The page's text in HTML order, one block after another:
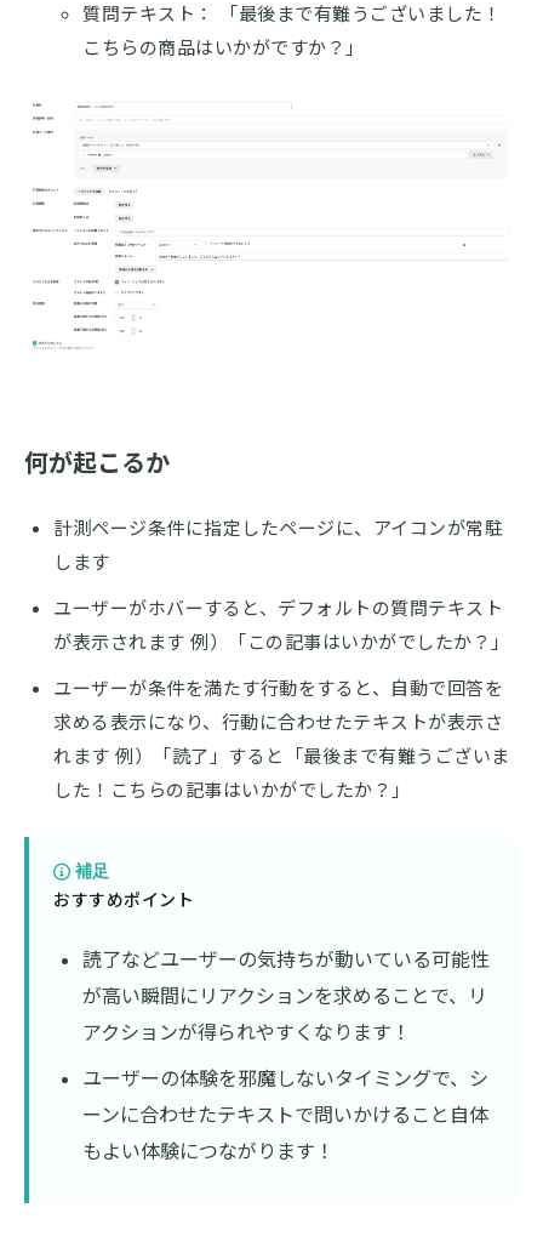
質問テキスト： 「最後まで有難うございました！
こちらの商品はいかがですか？」
何が起こるか
計測ページ条件に指定したページに、アイコンが常駐
します
ユーザーがホバーすると、デフォルトの質問テキスト
が表示されます 例）「この記事はいかがでしたか？」
ユーザーが条件を満たす行動をすると、自動で回答を
求める表示になり、行動に合わせたテキストが表示さ
れます 例）「読了」すると「最後まで有難うございま
した！こちらの記事はいかがでしたか？」
補足
おすすめポイント
読了などユーザーの気持ちが動いている可能性
が高い瞬間にリアクションを求めることで、リ
アクションが得られやすくなります！
ユーザーの体験を邪魔しないタイミングで、シ
ーンに合わせたテキストで問いかけること自体
もよい体験につながります！